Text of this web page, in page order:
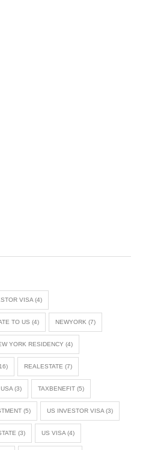
VISA (4)
TO US (4) NEWYORK (7)
YORK RESIDENCY (4)
REALESTATE (7)
(3) TAXBENEFIT (5)
(5) US INVESTOR VISA (3)
(3) US VISA (4)